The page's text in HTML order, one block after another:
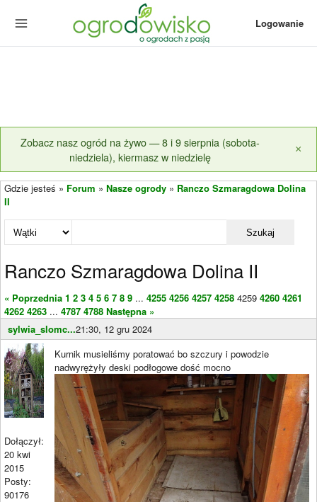
Logowanie
Zobacz nasz ogród na żywo — 8 i 9 sierpnia (sobota-
niedziela), kiermasz w niedzielę
×
Gdzie jesteś » Forum » Nasze ogrody » Ranczo Szmaragdowa Dolina
II
Szukaj
Ranczo Szmaragdowa Dolina II
« Poprzednia 1 2 3 4 5 6 7 8 9 ... 4255 4256 4257 4258 4259 4260 4261
4262 4263 ... 4787 4788 Następna »
sylwia_slomc...21:30, 12 gru 2024
Dołączył:
20 kwi
2015
Posty:
90176
Kurnik musieliśmy poratować bo szczury i powodzie
nadwyrężyły deski podłogowe dość mocno